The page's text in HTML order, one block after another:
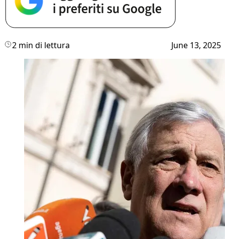
2 min di lettura June 13, 2025